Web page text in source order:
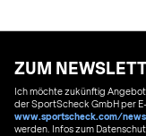
ZUM
Ich möchte zukünftig
der SportScheck GmbH per
www.sportscheck.com/
werden. Infos zum